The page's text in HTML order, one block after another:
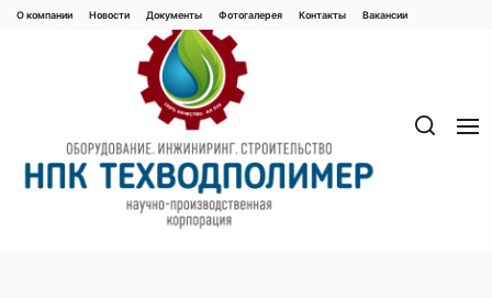
Перейти
О компании Новости Документы Фотогалерея Контaкты Вакaнсии